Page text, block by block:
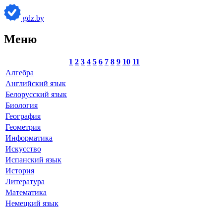
gdz.by
Меню
1 2 3 4 5 6 7 8 9 10 11
Алгебра
Английский язык
Белорусский язык
Биология
География
Геометрия
Информатика
Искусство
Испанский язык
История
Литература
Математика
Немецкий язык